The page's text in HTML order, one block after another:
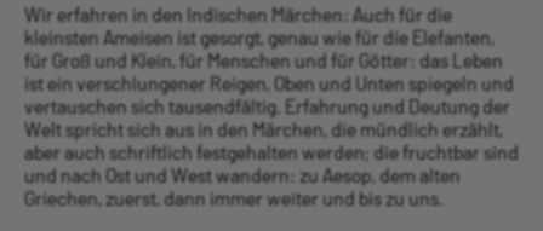
Wir erfahren in den Indischen Märchen: Auch für die
kleinsten Ameisen ist gesorgt, genau wie für die Elefanten,
für Groß und Klein, für Menschen und für Götter: das ­Leben
ist ein verschlungener Reigen, Oben und Unten spiegeln und
vertauschen sich tausendfältig. Erfahrung und Deutung der
Welt spricht sich aus in den Märchen, die mündlich erzählt,
aber auch schriftlich festgehalten werden; die fruchtbar sind
und nach Ost und West wandern: zu Aesop, dem alten
Griechen, zuerst, dann immer weiter und bis zu uns.